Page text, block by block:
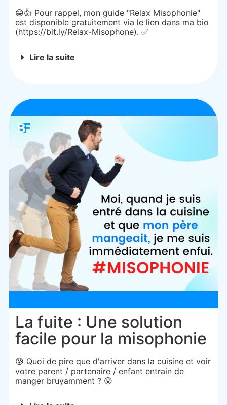
😁👍 Pour rappel, mon guide "Relax Misophonie"
est disponible gratuitement via le lien dans ma bio
(https://bit.ly/Relax-Misophone). ✅
Lire la suite
La fuite : Une solution
facile pour la misophonie
😰 Quoi de pire que d'arriver dans la cuisine et voir
votre parent / partenaire / enfant entrain de
manger bruyamment ? 😰